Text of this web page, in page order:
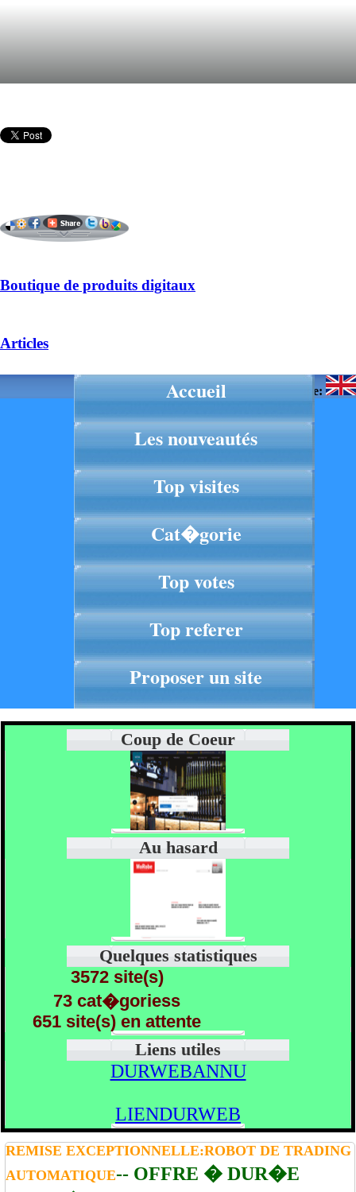
Boutique de produits digitaux
Articles
Langue:
Accueil
Les nouveautés
Top visites
Cat�gorie
Top votes
Top referer
Proposer un site
Coup de Coeur
Au hasard
Quelques statistiques
3572 site(s)
73 cat�goriess
651 site(s) en attente
Liens utiles
DURWEBANNU
LIENDURWEB
REMISE EXCEPTIONNELLE:ROBOT DE TRADING
AUTOMATIQUE-- OFFRE � DUR�E